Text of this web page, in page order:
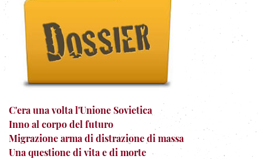
C'era una volta l'Unione Sovietica
Inno al corpo del futuro
Migrazione arma di distrazione di massa
Una questione di vita e di morte